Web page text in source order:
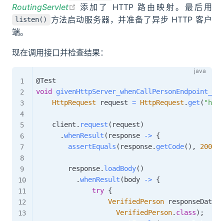
RoutingServlet
open in new window
添加了 HTTP 路由映射。最后用
listen()
方法启动服务器，并准备了异步 HTTP 客户
端。
现在调用接口并检查结果：
@Test
void
HttpRequest request = HttpRequest . get (
    client
. request ( request)
.whenResult ( response -> {
assertEquals ( response. getCode( ) , 200
        response
. loadBody( )
.whenResult (body -> {
try {
VerifiedPerson responseData
VerifiedPerson. class) ;